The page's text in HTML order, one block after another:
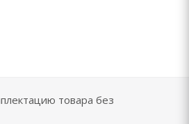
товара без